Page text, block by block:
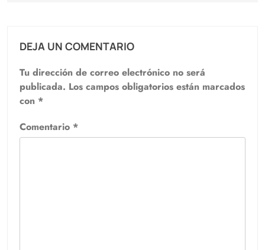
DEJA UN COMENTARIO
Tu dirección de correo electrónico no será
publicada. Los campos obligatorios están marcados
con *
Comentario *